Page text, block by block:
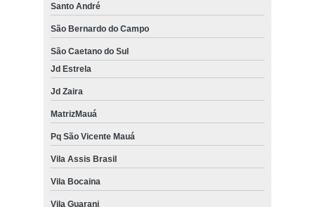
Santo André
São Bernardo do Campo
São Caetano do Sul
Jd Estrela
Jd Zaira
MatrizMauá
Pq São Vicente Mauá
Vila Assis Brasil
Vila Bocaina
Vila Guarani